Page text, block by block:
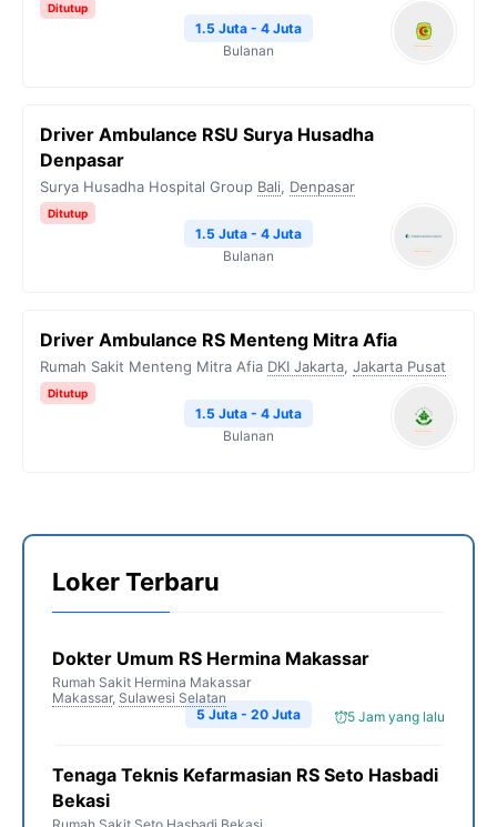
Ditutup
1.5 Juta - 4 Juta
Bulanan
Driver Ambulance RSU Surya Husadha
Denpasar
Surya Husadha Hospital Group Bali, Denpasar
Ditutup
1.5 Juta - 4 Juta
Bulanan
Driver Ambulance RS Menteng Mitra Afia
Rumah Sakit Menteng Mitra Afia DKI Jakarta, Jakarta Pusat
Ditutup
1.5 Juta - 4 Juta
Bulanan
Loker Terbaru
Dokter Umum RS Hermina Makassar
Rumah Sakit Hermina Makassar
Makassar, Sulawesi Selatan
5 Jam yang lalu
5 Juta - 20 Juta
Tenaga Teknis Kefarmasian RS Seto Hasbadi
Bekasi